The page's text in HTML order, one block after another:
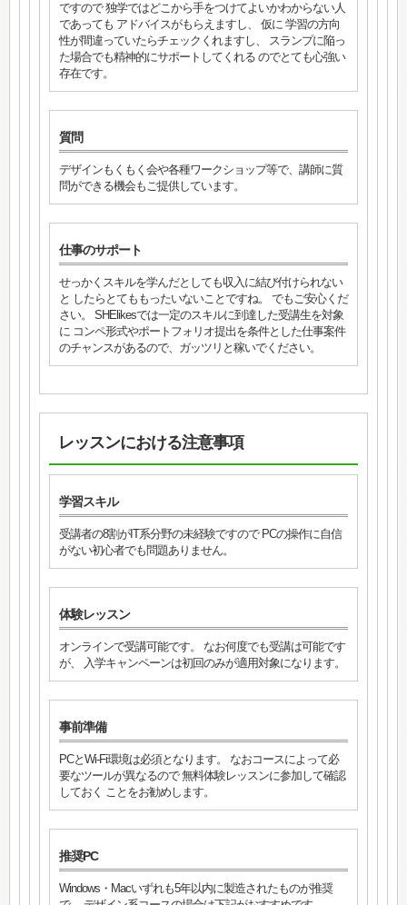
ですので 独学ではどこから手をつけてよいかわからない人
であっても アドバイスがもらえますし、 仮に 学習の方向
性が間違っていたらチェックくれますし、 スランプに陥っ
た場合でも精神的にサポートしてくれる のでとても心強い
存在です。
質問
デザインもくもく会や各種ワークショップ等で、講師に質
問ができる機会もご提供しています。
仕事のサポート
せっかくスキルを学んだとしても収入に結び付けられない
と したらとてももったいないことですね。 でもご安心くだ
さい。 SHElikesでは一定のスキルに到達した受講生を対象
に コンペ形式やポートフォリオ提出を条件とした仕事案件
のチャンスがあるので、ガッツリと稼いでください。
レッスンにおける注意事項
学習スキル
受講者の8割がIT系分野の未経験ですので PCの操作に自信
がない初心者でも問題ありません。
体験レッスン
オンラインで受講可能です。 なお何度でも受講は可能です
が、 入学キャンペーンは初回のみが適用対象になります。
事前準備
PCとWi-Fi環境は必須となります。 なおコースによって必
要なツールが異なるので 無料体験レッスンに参加して確認
しておく ことをお勧めします。
推奨PC
Windows・Macいずれも5年以内に製造されたものが推奨